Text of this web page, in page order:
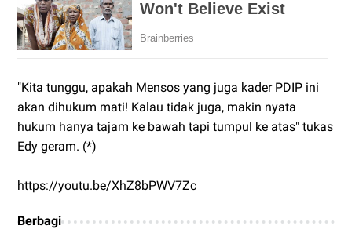
"Kita tunggu, apakah Mensos yang juga kader PDIP ini
akan dihukum mati! Kalau tidak juga, makin nyata
hukum hanya tajam ke bawah tapi tumpul ke atas" tukas
Edy geram. (*)
https://youtu.be/XhZ8bPWV7Zc
Berbagi